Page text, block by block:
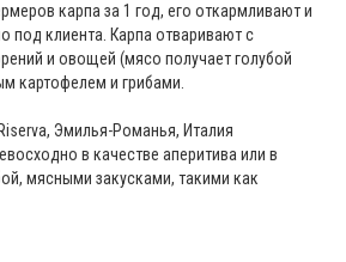
карпа за 1 год, его откармливают и
под клиента. Карпа отваривают с
и овощей (мясо получает голубой
картофелем и грибами.
Эмилья-Романья, Италия
в качестве аперитива или в
мясными закусками, такими как